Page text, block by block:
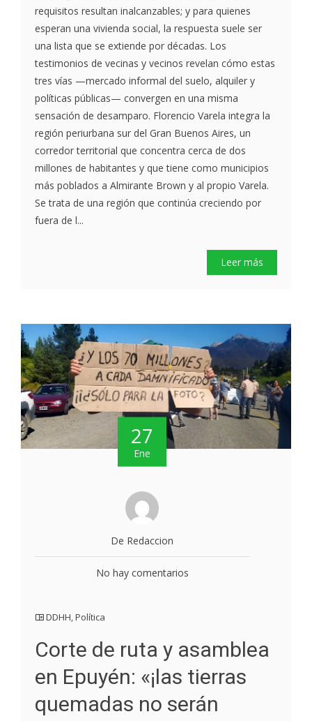
requisitos resultan inalcanzables; y para quienes
esperan una vivienda social, la respuesta suele ser
una lista que se extiende por décadas. Los
testimonios de vecinas y vecinos revelan cómo estas
tres vías —mercado informal del suelo, alquiler y
políticas públicas— convergen en una misma
sensación de desamparo. Florencio Varela integra la
región periurbana sur del Gran Buenos Aires, un
corredor territorial que concentra cerca de dos
millones de habitantes y que tiene como municipios
más poblados a Almirante Brown y al propio Varela.
Se trata de una región que continúa creciendo por
fuera de l...
Leer más
27
Ene
De Redaccion
No hay comentarios
DDHH,Política
Corte de ruta y asamblea
en Epuyén: «¡las tierras
quemadas no serán